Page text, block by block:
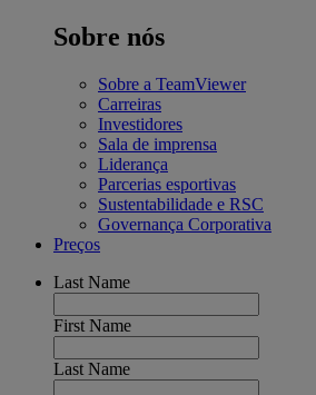
Sobre nós
Sobre a TeamViewer
Carreiras
Investidores
Sala de imprensa
Liderança
Parcerias esportivas
Sustentabilidade e RSC
Governança Corporativa
Preços
Last Name
First Name
Last Name